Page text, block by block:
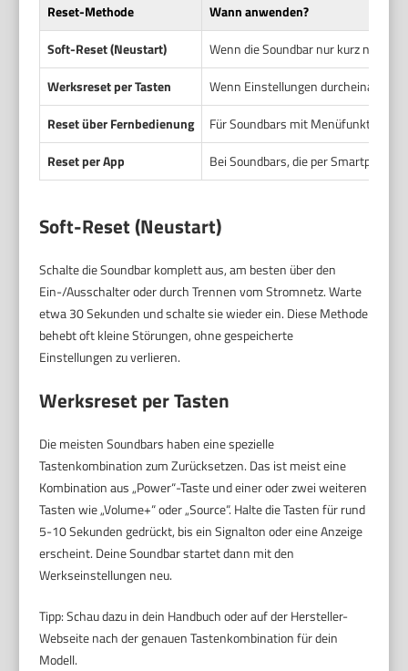
Reset-Methode
Wann anwenden?
Soft-Reset (Neustart)
Wenn die Soundbar nur kurz nicht
Werksreset per Tasten
Wenn Einstellungen durcheinander
Reset über Fernbedienung
Für Soundbars mit Menüfunktion
Reset per App
Bei Soundbars, die per
Soft-Reset (Neustart)
Schalte die Soundbar komplett aus, am besten über den
Ein-/Ausschalter oder durch Trennen vom Stromnetz. Warte
etwa 30 Sekunden und schalte sie wieder ein. Diese Methode
behebt oft kleine Störungen, ohne gespeicherte
Einstellungen zu verlieren.
Werksreset per Tasten
Die meisten Soundbars haben eine spezielle
Tastenkombination zum Zurücksetzen. Das ist meist eine
Kombination aus „Power“-Taste und einer oder zwei weiteren
Tasten wie „Volume+“ oder „Source“. Halte die Tasten für rund
5-10 Sekunden gedrückt, bis ein Signalton oder eine Anzeige
erscheint. Deine Soundbar startet dann mit den
Werkseinstellungen neu.
Tipp: Schau dazu in dein Handbuch oder auf der Hersteller-
Webseite nach der genauen Tastenkombination für dein
Modell.